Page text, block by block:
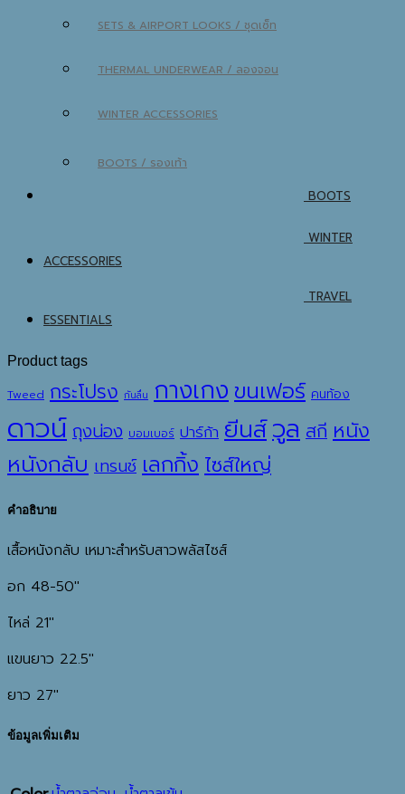
SETS & AIRPORT LOOKS / ชุดเซ็ท
THERMAL UNDERWEAR / ลองจอน
WINTER ACCESSORIES
BOOTS / รองเท้า
BOOTS
WINTER
ACCESSORIES
TRAVEL
ESSENTIALS
Product tags
Tweed กระโปรง กันลื่น กางเกง ขนเฟอร์ คนท้อง
ดาวน์ ถุงน่อง บอมเบอร์ ปาร์ก้า ยีนส์วูล สกี หนัง
หนังกลับ เทรนช์ เลกกิ้ง ไซส์ใหญ่
คำอธิบาย
เสื้อหนังกลับ เหมาะสำหรับสาวพลัสไซส์
อก 48-50″
ไหล่ 21″
แขนยาว 22.5″
ยาว 27″
ข้อมูลเพิ่มเติม